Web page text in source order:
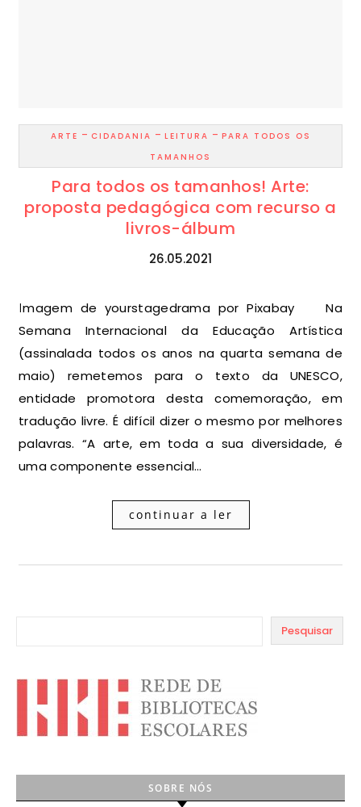
ARTE - CIDADANIA - LEITURA - PARA TODOS OS
TAMANHOS
Para todos os tamanhos! Arte:
proposta pedagógica com recurso a
livros-álbum
26.05.2021
Imagem de yourstagedrama por Pixabay Na
Semana Internacional da Educação Artística
(assinalada todos os anos na quarta semana de
maio) remetemos para o texto da UNESCO,
entidade promotora desta comemoração, em
tradução livre. É difícil dizer o mesmo por melhores
palavras. “A arte, em toda a sua diversidade, é
uma componente essencial…
continuar a ler
Pesquisar
SOBRE NÓS